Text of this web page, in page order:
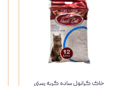
خاک گرانول ساده گربه رستی